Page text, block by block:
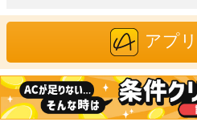
のコミカライズ!!
藤沢真行/漫画
神奈川県出身。代表作は「戦場の
の花」(アスキー・メディアワーク
躍動感のあるアクションで活躍中！
アプ